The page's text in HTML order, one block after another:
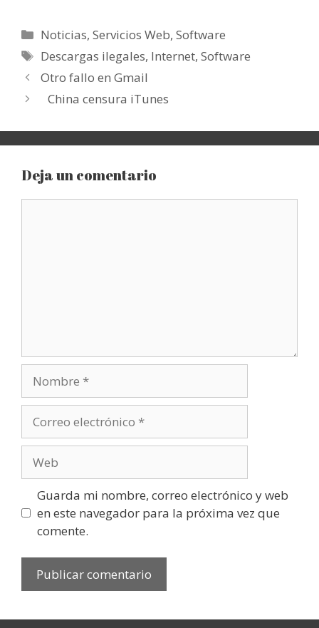
Categorías
Noticias,Servicios Web,Software
Etiquetas
Descargas ilegales, Internet,Software
Otro fallo en Gmail
China censura iTunes
Deja un comentario
electrónico
Guarda mi nombre, correo electrónico y web
en este navegador para la próxima vez que
comente.